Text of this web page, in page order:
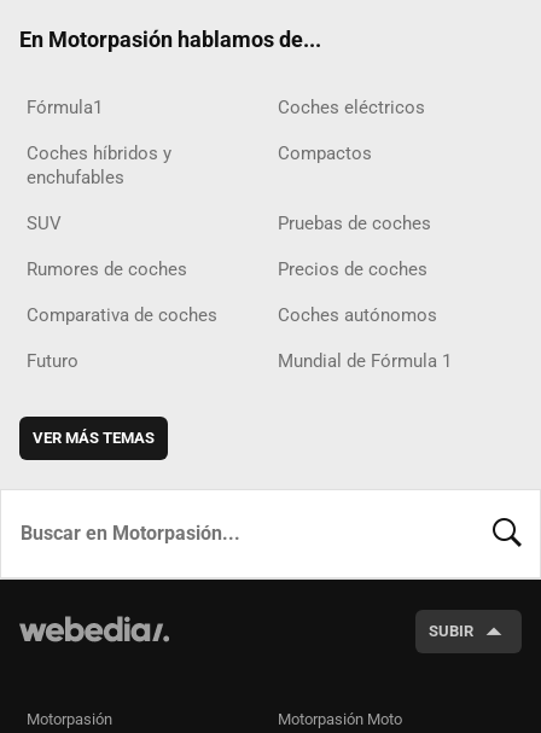
En Motorpasión hablamos de...
Fórmula1 Coches eléctricos
Coches híbridos y
enchufables
Compactos
SUV Pruebas de coches
Rumores de coches Precios de coches
Comparativa de coches Coches autónomos
Futuro Mundial de Fórmula 1
VER MÁS TEMAS
SUBIR
Motorpasión Motorpasión Moto